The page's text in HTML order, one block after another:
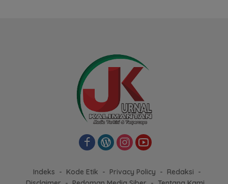
Indeks Kode Etik Privacy Policy
Redaksi